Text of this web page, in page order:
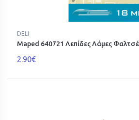
DELI
Maped 640721 Λεπίδες Λάμες
2.90€